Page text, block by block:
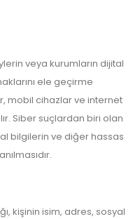
veya kurumların dijital
ele geçirme
mobil cihazlar ve internet
Siber suçlardan biri olan
bilgilerin ve diğer hassas
kişinin isim, adres, sosyal